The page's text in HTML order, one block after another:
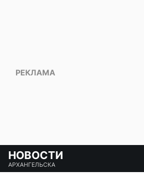
НОВОСТИ
АРХАНГЕЛЬСКА